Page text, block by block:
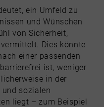
ein Umfeld zu
und Wünschen
von Sicherheit,
Dies könnte
einer passenden
ist, weniger
in der
und sozialen
liegt – zum Beispiel